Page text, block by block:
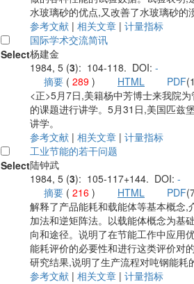
水玻璃砂的优点,又改善了水玻璃砂
参考文献 | 相关文章 | 计量指标
Select
国际学术交流简讯
杨建金
1984, 5 (3): 104-118. DOI: -
摘要 ( 289 ) HTML PDF
<正>5月7日,美籍杨中芳博士来我院
的课题进行讲学。5月31日,美国匹兹
讲学。
参考文献 | 相关文章 | 计量指标
Select
工业节能的若干问题
陆钟武
1984, 5 (3): 105-117+144. DOI: -
摘要 ( 216 ) HTML PDF
解释了产品能耗和载能体等基本概念
加法和逆矩阵法。以载能体概念为基
向和途径。说明了在节能工作中应用
能耗评价的必要性和进行这类评价对
研究结果,说明了生产流程对吨钢能耗
参考文献 | 相关文章 | 计量指标